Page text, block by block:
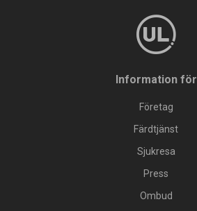
Information för
Företag
Färdtjänst
Sjukresa
Press
Ombud